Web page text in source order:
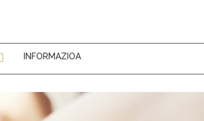
INFORMAZIOA